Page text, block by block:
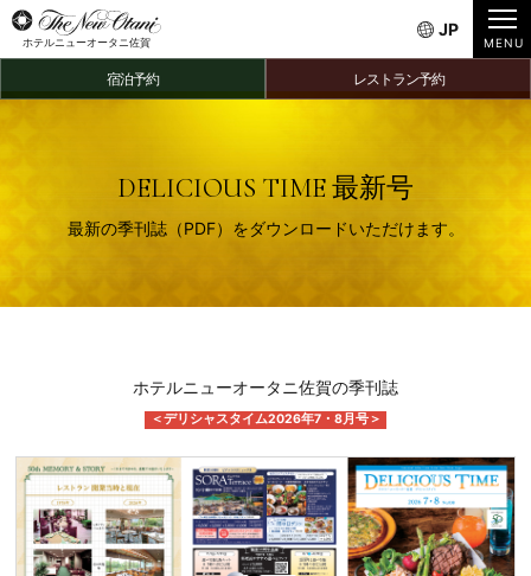
ホテルニューオータニ佐賀
JP
宿泊予約 レストラン予約
DELICIOUS TIME 最新号
最新の季刊誌（PDF）をダウンロードいただけます。
ホテルニューオータニ佐賀の季刊誌
＜デリシャスタイム2026年7・8月号＞